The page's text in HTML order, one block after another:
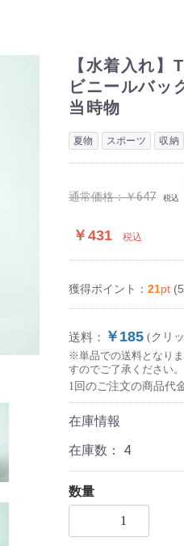
【水着入れ
ビニールバッ
当時物
夏物 スポーツ 収納
通常価格：￥647 税込
￥431 税込
獲得ポイント： 21pt
送料： ￥185 (クリ
※単品での送料となり
すのでご了承ください。
1回のご注文の商品代
在庫情報
在庫数： 4
数量